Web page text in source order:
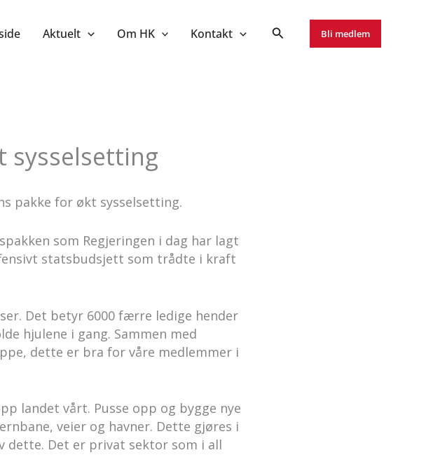
Aktuelt Om HK Kontakt Bli medlem
sysselsetting
pakke for økt sysselsetting.
som Regjeringen i dag har lagt
statsbudsjett som trådte i kraft
Det betyr 6000 færre ledige hender
hjulene i gang. Sammen med
dette er bra for våre medlemmer i
landet vårt. Pusse opp og bygge nye
veier og havner. Dette gjøres i
dette. Det er privat sektor som i all